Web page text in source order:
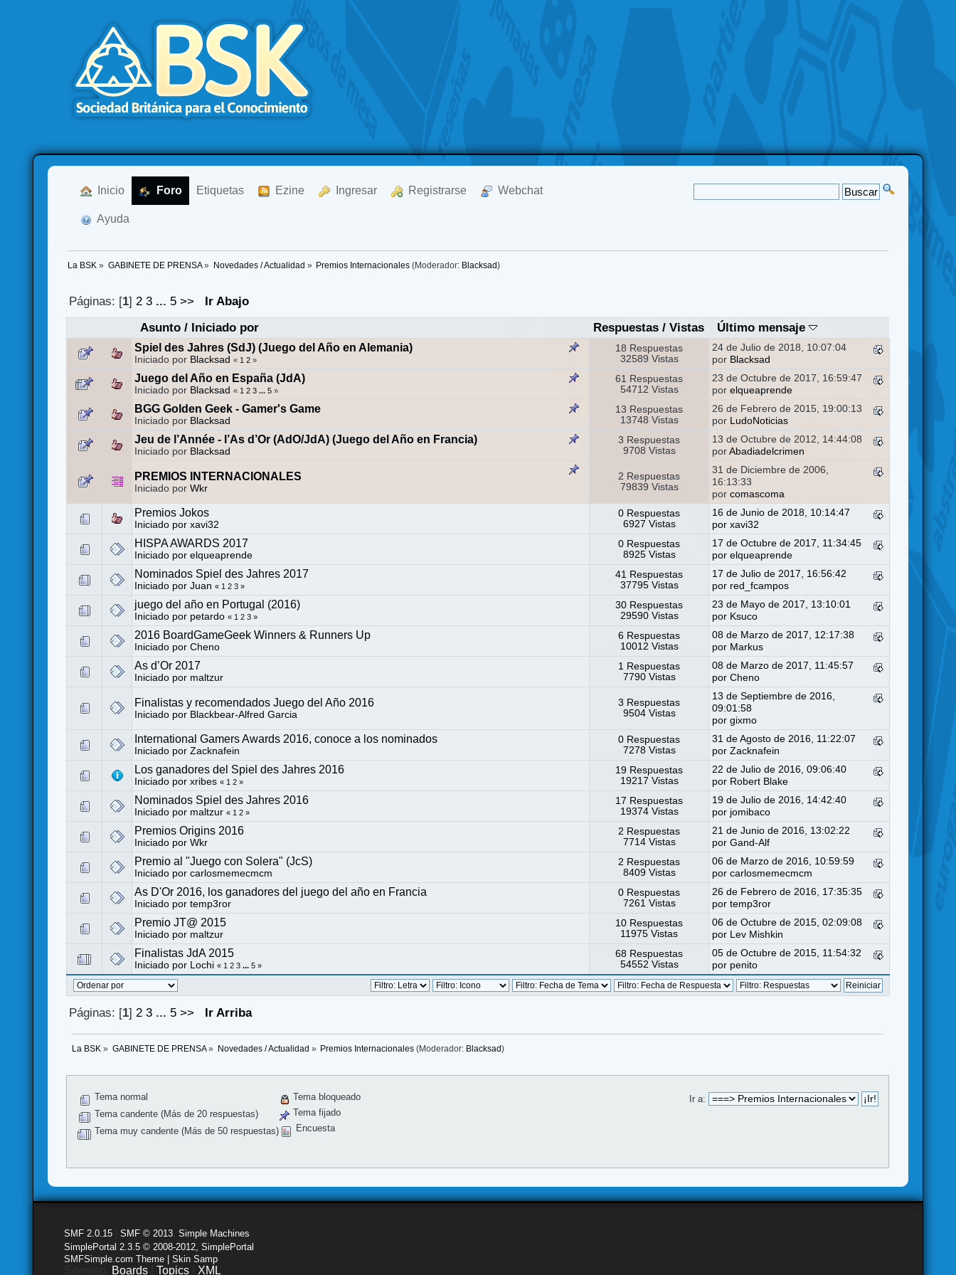
Inicio Foro Etiquetas Ezine Ingresar Registrarse Webchat
Ayuda
La BSK » GABINETE DE PRENSA» Novedades / Actualidad » Premios Internacionales (Moderador: Blacksad )
Páginas: [1] 2 3 ... 5 >>
Ir Abajo
Asunto/ Iniciado por Respuestas /Vistas Último mensaje
Spiel des Jahres (SdJ) (Juego del Año en Alemania)
Iniciado por Blacksad « 1 2 »
18 Respuestas
32589 Vistas
24 de Julio de 2018, 10:07:04
por Blacksad
Juego del Año en España (JdA)
Iniciado por Blacksad « 1 2 3 ...5 »
61 Respuestas
54712 Vistas
23 de Octubre de 2017, 16:59:47
porelqueaprende
BGG Golden Geek - Gamer's Game
Iniciado por Blacksad
13 Respuestas
13748 Vistas
26 de Febrero de 2015, 19:00:13
por
LudoNoticias
Jeu de l’Année - l’As d’Or (AdO/JdA) (Juego del Año en Francia)
Iniciado por Blacksad
3 Respuestas
9708 Vistas
13 de Octubre de 2012, 14:44:08
porAbadiadelcrimen
PREMIOS INTERNACIONALES
Iniciado porWkr
2 Respuestas
79839 Vistas
31 de Diciembre de 2006,
16:13:33
porcomascoma
Premios Jokos
Iniciado porxavi32
0 Respuestas
6927 Vistas
16 de Junio de 2018, 10:14:47
porxavi32
HISPA AWARDS 2017
Iniciado porelqueaprende
0 Respuestas
8925 Vistas
17 de Octubre de 2017, 11:34:45
porelqueaprende
Nominados Spiel des Jahres 2017
Iniciado porJuan « 1 2 3 »
41 Respuestas
37795 Vistas
17 de Julio de 2017, 16:56:42
por red_fcampos
juego del año en Portugal (2016)
Iniciado por petardo « 1 2 3 »
30 Respuestas
29590 Vistas
23 de Mayo de 2017, 13:10:01
por Ksuco
2016 BoardGameGeek Winners & Runners Up
Iniciado porCheno
6 Respuestas
10012 Vistas
08 de Marzo de 2017, 12:17:38
por Markus
As d’Or 2017
Iniciado por maltzur
1 Respuestas
7790 Vistas
08 de Marzo de 2017, 11:45:57
porCheno
Finalistas y recomendados Juego del Año 2016
Iniciado por Blackbear-Alfred Garcia
3 Respuestas
9504 Vistas
13 de Septiembre de 2016,
09:01:58
porgixmo
International Gamers Awards 2016, conoce a los nominados
Iniciado porZacknafein
0 Respuestas
7278 Vistas
31 de Agosto de 2016, 11:22:07
porZacknafein
Los ganadores del Spiel des Jahres 2016
Iniciado porxribes « 1 2 »
19 Respuestas
19217 Vistas
22 de Julio de 2016, 09:06:40
por Robert Blake
Nominados Spiel des Jahres 2016
Iniciado por maltzur « 1 2 »
17 Respuestas
19374 Vistas
19 de Julio de 2016, 14:42:40
por jomibaco
Premios Origins 2016
Iniciado porWkr
2 Respuestas
7714 Vistas
21 de Junio de 2016, 13:02:22
porGand-Alf
Premio al "Juego con Solera" (JcS)
Iniciado porcarlosmemecmcm
2 Respuestas
8409 Vistas
06 de Marzo de 2016, 10:59:59
porcarlosmemecmcm
As D'Or 2016, los ganadores del juego del año en Francia
Iniciado portemp3ror
0 Respuestas
7261 Vistas
26 de Febrero de 2016, 17:35:35
portemp3ror
Premio JT@ 2015
Iniciado por maltzur
10 Respuestas
11975 Vistas
06 de Octubre de 2015, 02:09:08
por
Lev Mishkin
Finalistas JdA 2015
Iniciado por Lochi « 1 2 3 ...5 »
68 Respuestas
54552 Vistas
05 de Octubre de 2015, 11:54:32
por penito
Páginas: [1] 2 3 ... 5 >> Ir Arriba
La BSK » GABINETE DE PRENSA» Novedades / Actualidad » Premios Internacionales (Moderador: Blacksad)
Ir a:
Tema normal
Tema candente (Más de 20 respuestas)
Tema muy candente (Más de 50 respuestas)
Tema bloqueado
Tema fijado
Encuesta
SMF 2.0.15 |SMF © 2013 ,Simple Machines
SimplePortal 2.3.5 © 2008-2012, SimplePortal
SMFSimple.com Theme | Skin Samp
Boards |Topics XML